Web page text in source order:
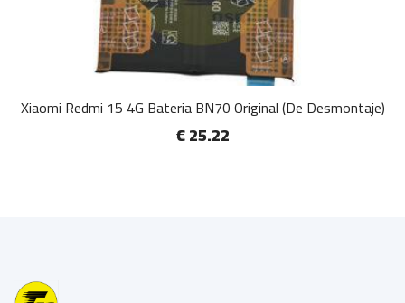
Xiaomi Redmi 15 4G Bateria BN70 Original (De Desmontaje)
€ 25.22